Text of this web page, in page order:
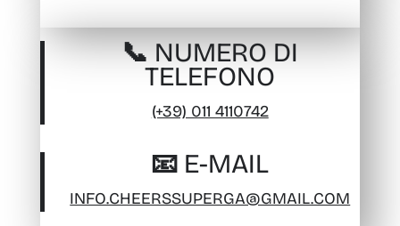
📞 NUMERO DI
TELEFONO
(+39) 011 4110742
📧 E-MAIL
INFO.CHEERSSUPERGA@GMAIL.COM